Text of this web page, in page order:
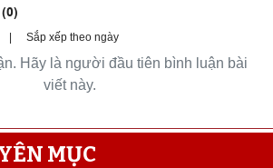
0)
| Sắp xếp theo ngày
Hãy là người đầu tiên bình luận bài
viết này.
MỤC